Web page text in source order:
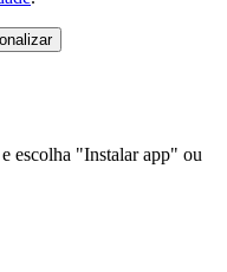
escolha "Instalar app" ou